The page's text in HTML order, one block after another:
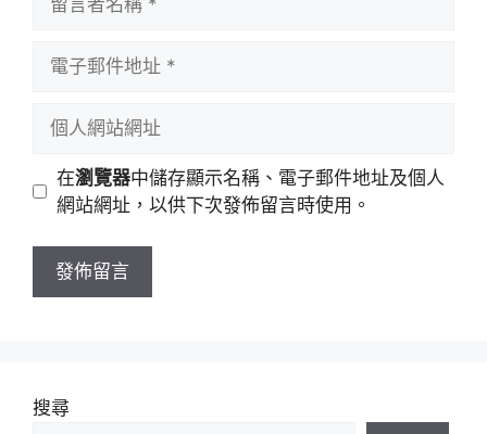
址
站
址
在瀏覽器中儲存顯示名稱、電子郵件地址及個人
網站網址，以供下次發佈留言時使用。
搜尋